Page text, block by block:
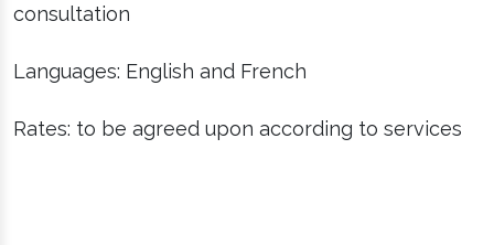
consultation
Languages: English and French
Rates: to be agreed upon according to services